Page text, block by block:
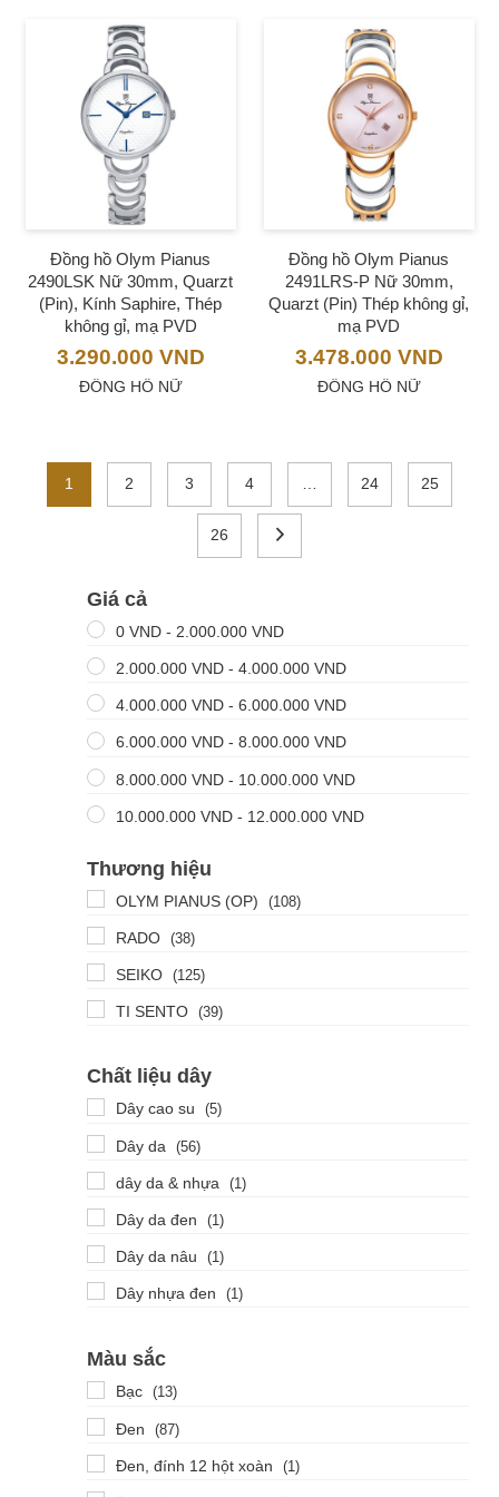
Đồng hồ Olym Pianus
2490LSK Nữ 30mm, Quarzt
(Pin), Kính Saphire, Thép
không gỉ, mạ PVD
3.290.000 VND
ĐỒNG HỒ NỮ
Đồng hồ Olym Pianus
2491LRS-P Nữ 30mm,
Quarzt (Pin) Thép không gỉ,
mạ PVD
3.478.000 VND
ĐỒNG HỒ NỮ
1 2 3 4 24 25
26
Giá cả
0 VND- 2.000.000 VND
2.000.000 VND- 4.000.000 VND
4.000.000 VND- 6.000.000 VND
6.000.000 VND- 8.000.000 VND
8.000.000 VND- 10.000.000 VND
10.000.000 VND- 12.000.000 VND
Thương hiệu
OLYM PIANUS (OP) (108)
RADO (38)
SEIKO (125)
TI SENTO (39)
Chất liệu dây
Dây cao su (5)
Dây da (56)
dây da & nhựa (1)
Dây da đen (1)
Dây da nâu (1)
Dây nhựa đen (1)
Thép không gỉ mạ PVD
Thép không gỉ mạ vàng hồng
Thép không gỉ, Demi trắng vàng
Thép không gỉ, mạ vàng (3)
Màu sắc
Bạc (13)
Đen (87)
Đen, đính 12 hột xoàn (1)